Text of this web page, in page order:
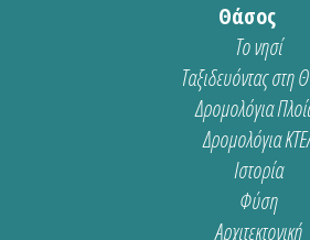
Θάσος
Το νησί
Ταξιδευόντας στη
Δρομολόγια
Δρομολόγια
Ιστορία
Φύση
Αρχιτεκτονική